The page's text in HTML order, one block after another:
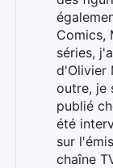
Comics,
séries,
d'Olivier
outre, je
publié
été
sur
chaîne